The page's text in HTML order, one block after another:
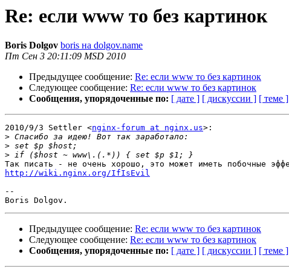
Re: если www то без картинок
Boris Dolgov boris на dolgov.name
Пт Сен 3 20:11:09 MSD 2010
Предыдущее сообщение: Re: если www то без картинок
Следующее сообщение: Re: если www то без картинок
Сообщения, упорядоченные по: [ дате ] [ дискуссии ] [ теме ]
2010/9/3 Settler <nginx-forum at nginx.us>:
>
>
>
http://wiki.nginx.org/IfIsEvil
--
Предыдущее сообщение: Re: если www то без картинок
Следующее сообщение: Re: если www то без картинок
Сообщения, упорядоченные по: [ дате ] [ дискуссии ] [ теме ]